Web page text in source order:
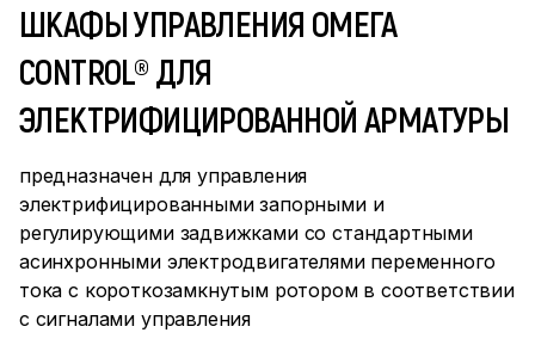
ШКАФЫ УПРАВЛЕНИЯ ОМЕГА
CONTROL® ДЛЯ
ЭЛЕКТРИФИЦИРОВАННОЙ АРМАТУРЫ
предназначен для управления
электрифицированными запорными и
регулирующими задвижками со стандартными
асинхронными электродвигателями переменного
тока с короткозамкнутым ротором в соответствии
с сигналами управления